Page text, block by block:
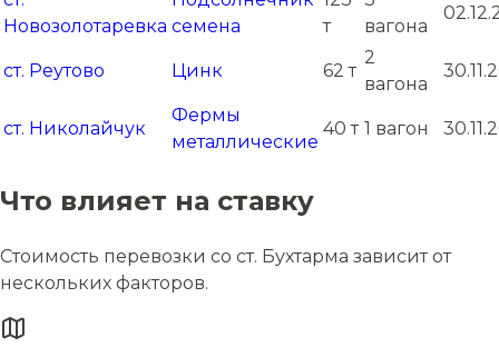
Новозолотаревка семена
т
вагона
ст. Реутово Цинк 62 т
2
вагона
ст. Николайчук
Фермы
металлические
40 т 1 вагон
Что влияет на ставку
Стоимость перевозки со ст. Бухтарма зависит от
нескольких факторов.